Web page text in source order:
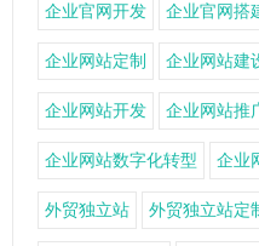
企业官网开发 企业官网搭
企业网站定制 企业网站建
企业网站开发 企业网站推
企业网站数字化转型 企业
外贸独立站 外贸独立站定